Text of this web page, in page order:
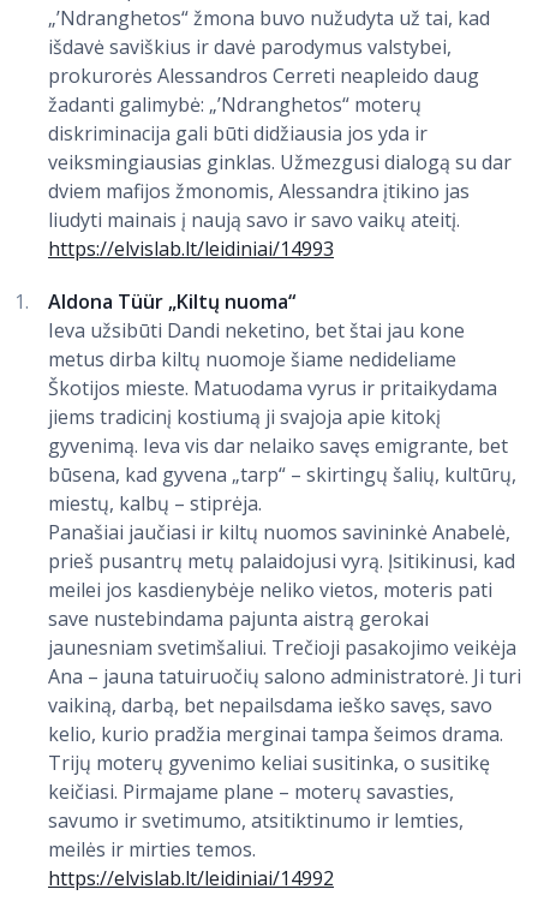
„ʼNdranghetos“ žmona buvo nužudyta už tai, kad
išdavė saviškius ir davė parodymus valstybei,
prokurorės Alessandros Cerreti neapleido daug
žadanti galimybė: „ʼNdranghetos“ moterų
diskriminacija gali būti didžiausia jos yda ir
veiksmingiausias ginklas. Užmezgusi dialogą su dar
dviem mafijos žmonomis, Alessandra įtikino jas
liudyti mainais į naują savo ir savo vaikų ateitį.
https://elvislab.lt/leidiniai/14993
Aldona Tüür „Kiltų nuoma“
Ieva užsibūti Dandi neketino, bet štai jau kone
metus dirba kiltų nuomoje šiame nedideliame
Škotijos mieste. Matuodama vyrus ir pritaikydama
jiems tradicinį kostiumą ji svajoja apie kitokį
gyvenimą. Ieva vis dar nelaiko savęs emigrante, bet
būsena, kad gyvena „tarp“ – skirtingų šalių, kultūrų,
miestų, kalbų – stiprėja.
Panašiai jaučiasi ir kiltų nuomos savininkė Anabelė,
prieš pusantrų metų palaidojusi vyrą. Įsitikinusi, kad
meilei jos kasdienybėje neliko vietos, moteris pati
save nustebindama pajunta aistrą gerokai
jaunesniam svetimšaliui. Trečioji pasakojimo veikėja
Ana – jauna tatuiruočių salono administratorė. Ji turi
vaikiną, darbą, bet nepailsdama ieško savęs, savo
kelio, kurio pradžia merginai tampa šeimos drama.
Trijų moterų gyvenimo keliai susitinka, o susitikę
keičiasi. Pirmajame plane – moterų savasties,
savumo ir svetimumo, atsitiktinumo ir lemties,
meilės ir mirties temos.
https://elvislab.lt/leidiniai/14992